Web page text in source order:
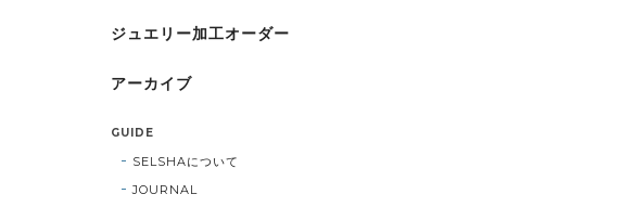
ジュエリー加工オーダー
アーカイブ
GUIDE
SELSHAについて
JOURNAL